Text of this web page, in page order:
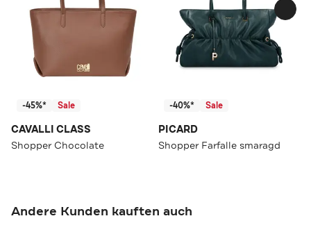
-45%* Sale
CAVALLI CLASS
Shopper Chocolate
-40%* Sale
PICARD
Shopper Farfalle smaragd
Andere Kunden kauften auch